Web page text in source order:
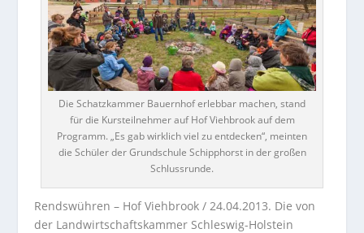
Die Schatzkammer Bauernhof erlebbar machen, stand
für die Kursteilnehmer auf Hof Viehbrook auf dem
Programm. „Es gab wirklich viel zu entdecken“, meinten
die Schüler der Grundschule Schipphorst in der großen
Schlussrunde.
Rendswühren – Hof Viehbrook / 24.04.2013. Die von
der Landwirtschaftskammer Schleswig-Holstein